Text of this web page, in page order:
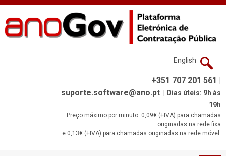
English
+351 707 201 561 |
suporte.software@ano.pt
| Dias úteis: 9h às
19h
Preço máximo por minuto: 0,09€ (+IVA) para chamadas
originadas na rede fixa
e 0,13€ (+IVA) para chamadas originadas na rede móvel.